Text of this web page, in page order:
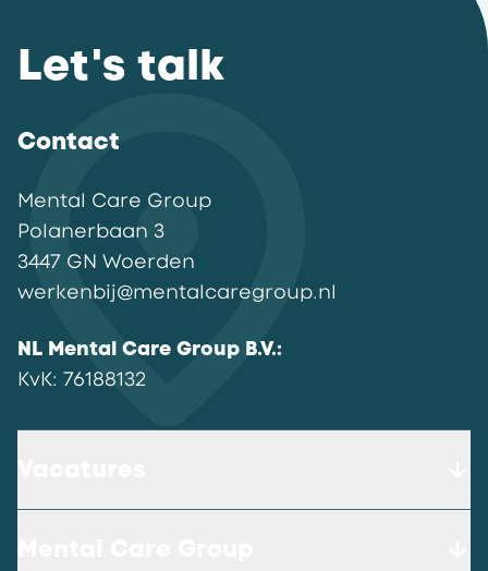
Let's talk
Contact
Mental Care Group
Polanerbaan 3
3447 GN Woerden
werkenbij@mentalcaregroup.nl
NL Mental Care Group B.V.:
KvK: 76188132